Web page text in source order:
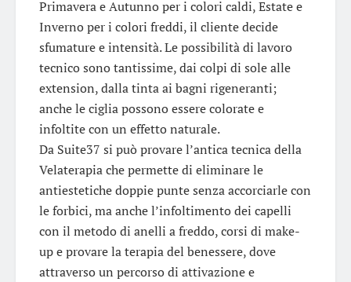
Primavera e Autunno per i colori caldi, Estate e
Inverno per i colori freddi, il cliente decide
sfumature e intensità. Le possibilità di lavoro
tecnico sono tantissime, dai colpi di sole alle
extension, dalla tinta ai bagni rigeneranti;
anche le ciglia possono essere colorate e
infoltite con un effetto naturale.
Da Suite37 si può provare l’antica tecnica della
Velaterapia che permette di eliminare le
antiestetiche doppie punte senza accorciarle con
le forbici, ma anche l’infoltimento dei capelli
con il metodo di anelli a freddo, corsi di make-
up e provare la terapia del benessere, dove
attraverso un percorso di attivazione e